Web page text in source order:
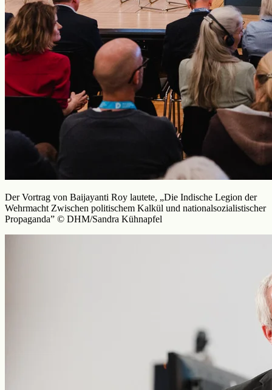
Der Vortrag von Baijayanti Roy lautete, „Die Indische Legion der
Wehrmacht Zwischen politischem Kalkül und nationalsozialistischer
Propaganda” © DHM/Sandra Kühnapfel